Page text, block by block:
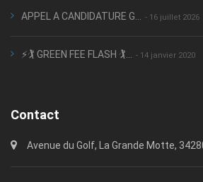
APPEL A CANDIDATURE G... - 16 juillet 2026
⚡🏌️ GREEN FEE FLASH 🏌️... - 14 janvier 2020
Contact
Avenue du Golf, La Grande Motte,